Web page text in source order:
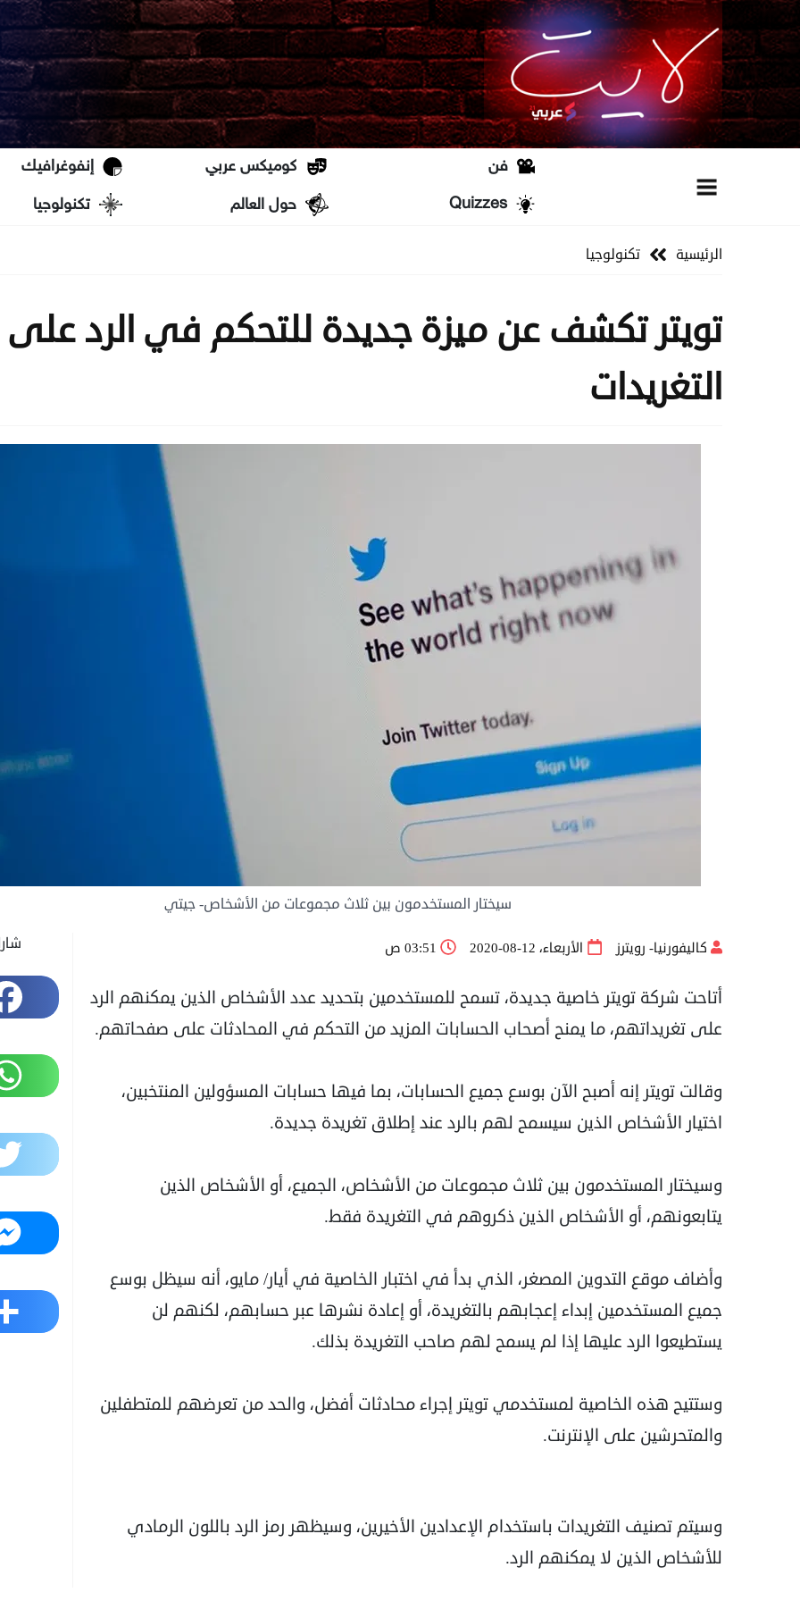
فن كوميكس عربي
إنفوغرافيك
Quizzes
حول العالم تكنولوجيا
الرئيسية تكنولوجيا
تويتر تكشف عن ميزة جديدة للتحكم في الرد على
التغريدات
سيختار المستخدمون بين ثلاث مجموعات من الأشخاص- جيتي
كاليفورنيا- رويترز الأربعاء، 12-08-2020 03:51 ص
أتاحت شركة تويتر خاصية جديدة، تسمح للمستخدمين بتحديد عدد الأشخاص الذين يمكنهم الرد
على تغريداتهم، ما يمنح أصحاب الحسابات المزيد من التحكم في المحادثات على صفحاتهم.
وقالت تويتر إنه أصبح الآن بوسع جميع الحسابات، بما فيها حسابات المسؤولين المنتخبين،
اختيار الأشخاص الذين سيسمح لهم بالرد عند إطلاق تغريدة جديدة.
وسيختار المستخدمون بين ثلاث مجموعات من الأشخاص، الجميع، أو الأشخاص الذين
يتابعونهم، أو الأشخاص الذين ذكروهم في التغريدة فقط.
وأضاف موقع التدوين المصغر، الذي بدأ في اختبار الخاصية في أيار/ مايو، أنه سيظل بوسع
جميع المستخدمين إبداء إعجابهم بالتغريدة، أو إعادة نشرها عبر حسابهم، لكنهم لن
يستطيعوا الرد عليها إذا لم يسمح لهم صاحب التغريدة بذلك.
وستتيح هذه الخاصية لمستخدمي تويتر إجراء محادثات أفضل، والحد من تعرضهم للمتطفلين
والمتحرشين على الإنترنت.
وسيتم تصنيف التغريدات باستخدام الإعدادين الأخيرين، وسيظهر رمز الرد باللون الرمادي
للأشخاص الذين لا يمكنهم الرد.
Facebook
Twitter
Share